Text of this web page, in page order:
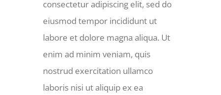
consectetur adipiscing elit, sed do
eiusmod tempor incididunt ut
labore et dolore magna aliqua. Ut
enim ad minim veniam, quis
nostrud exercitation ullamco
laboris nisi ut aliquip ex ea